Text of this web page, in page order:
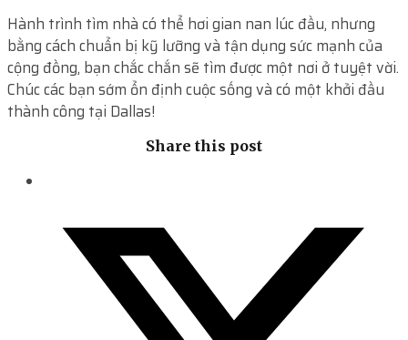
Hành trình tìm nhà có thể hơi gian nan lúc đầu, nhưng
bằng cách chuẩn bị kỹ lưỡng và tận dụng sức mạnh của
cộng đồng, bạn chắc chắn sẽ tìm được một nơi ở tuyệt vời.
Chúc các bạn sớm ổn định cuộc sống và có một khởi đầu
thành công tại Dallas!
Share this post